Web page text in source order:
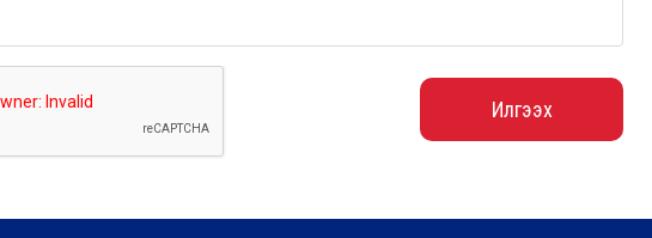
Илгээх